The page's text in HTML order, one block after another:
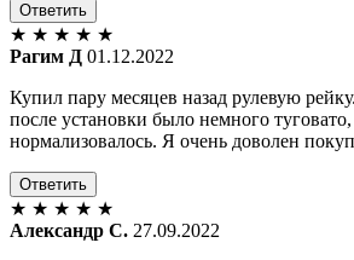
Ответить
★ ★ ★ ★ ★
Рагим Д 01.12.2022
Купил пару месяцев назад рулевую
после установки было немного
нормализовалось. Я очень доволен
Ответить
★ ★ ★ ★ ★
Александр С. 27.09.2022